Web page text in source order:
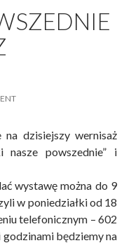
dzisiejszy wernisaż
nasze powszednie” i
wystawę można do 9
w poniedziałki od 18
telefonicznym – 602
będziemy na